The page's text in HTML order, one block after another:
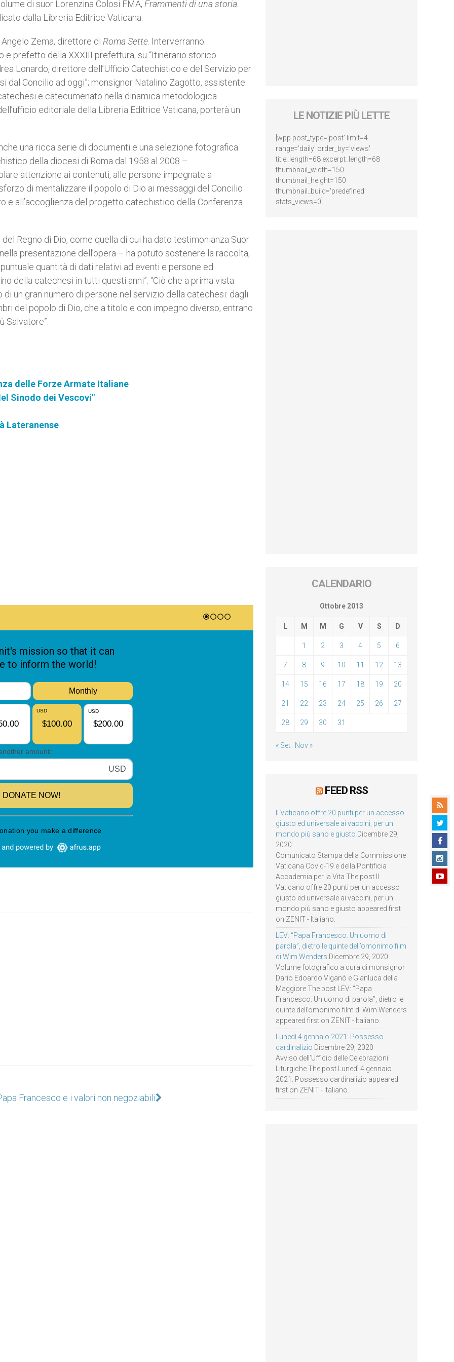
di suor Lorenzina Colosi FMA, Frammenti di una storia.
dalla Libreria Editrice Vaticana.
Zema, direttore di Roma Sette . Interverranno:
e prefetto della XXXIII prefettura, su “Itinerario storico
Lonardo, direttore dell’Ufficio Catechistico e del Servizio per
dal Concilio ad oggi”; monsignor Natalino Zagotto, assistente
e catecumenato nella dinamica metodologica
editoriale della Libreria Editrice Vaticana, porterà un
una ricca serie di documenti e una selezione fotografica.
della diocesi di Roma dal 1958 al 2008 –
attenzione ai contenuti, alle persone impegnate a
di mentalizzare il popolo di Dio ai messaggi del Concilio
e all’accoglienza del progetto catechistico della Conferenza
del Regno di Dio, come quella di cui ha dato testimonianza Suor
presentazione dell’opera – ha potuto sostenere la raccolta,
quantità di dati relativi ad eventi e persone ed
della catechesi in tutti questi anni”. “Ciò che a prima vista
un gran numero di persone nel servizio della catechesi: dagli
del popolo di Dio, che a titolo e con impegno diverso, entrano
Salvatore”.
delle Forze Armate Italiane
Sinodo dei Vescovi"
Lateranense
Francesco e i valori non negoziabili
LE NOTIZIE PIÙ LETTE
[wpp post_type='post' limit=4
range='daily' order_by='views'
title_length=68 excerpt_length=68
thumbnail_width=150
thumbnail_height=150
thumbnail_build='predefined'
stats_views=0]
CALENDARIO
Ottobre 2013
L M M G V S D
1 2 3 4 5 6
7 8 9 10 11 12 13
14 15 16 17 18 19 20
21 22 23 24 25 26 27
28 29 30 31
« Set Nov »
FEED RSS
Il Vaticano offre 20 punti per un accesso
giusto ed universale ai vaccini, per un
mondo più sano e giusto Dicembre 29,
2020
Comunicato Stampa della Commissione
Vaticana Covid-19 e della Pontificia
Accademia per la Vita The post Il
Vaticano offre 20 punti per un accesso
giusto ed universale ai vaccini, per un
mondo più sano e giusto appeared first
on ZENIT - Italiano.
LEV: “Papa Francesco. Un uomo di
parola”, dietro le quinte dell’omonimo film
di Wim Wenders Dicembre 29, 2020
Volume fotografico a cura di monsignor
Dario Edoardo Viganò e Gianluca della
Maggiore The post LEV: “Papa
Francesco. Un uomo di parola”, dietro le
quinte dell’omonimo film di Wim Wenders
appeared first on ZENIT - Italiano.
Lunedì 4 gennaio 2021: Possesso
cardinalizio Dicembre 29, 2020
Avviso dell’Ufficio delle Celebrazioni
Liturgiche The post Lunedì 4 gennaio
2021: Possesso cardinalizio appeared
first on ZENIT - Italiano.